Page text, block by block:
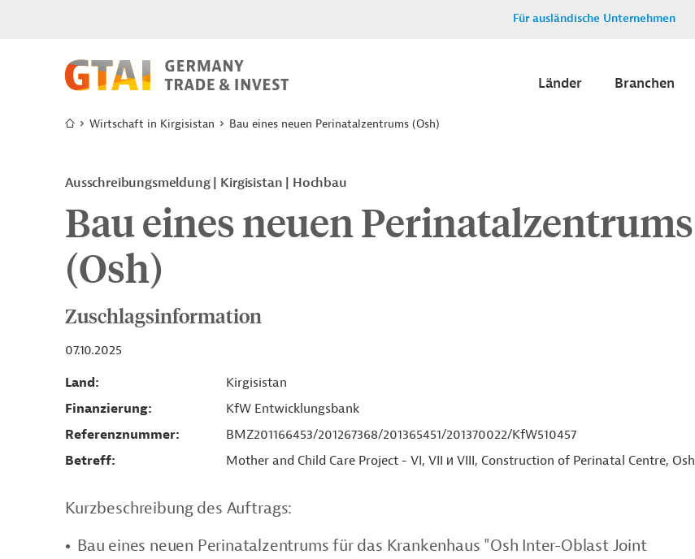
Für ausländische Unternehmen
Länder Branchen
Wirtschaft in Kirgisistan Bau eines neuen Perinatalzentrums (Osh)
Ausschreibungsmeldung Kirgisistan Hochbau
Bau eines neuen Perinatalzentrums
(Osh)
Zuschlagsinformation
07.10.2025
Land
Kirgisistan
Finanzierung
KfW Entwicklungsbank
Referenznummer
BMZ201166453/201267368/201365451/201370022/KfW510457
Betreff
Mother and Child Care Project - VI, VII и VIII, Construction of Perinatal Centre, Osh
Kurzbeschreibung des Auftrags:
Bau eines neuen Perinatalzentrums für das Krankenhaus "Osh Inter-Oblast Joint